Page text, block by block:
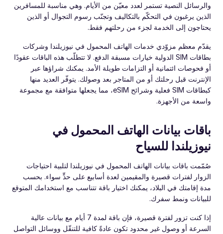
والرسائل النصية تستمر لعدد معيّن من الأيام. وهي مناسبة للمسافرين
الذين يرغبون في التحكّم بالتكاليف وتجنّب رسوم التجوال أو الذين
يحتاجون إلى الخدمة لجزء من رحلتهم فقط.
يقدّم معظم مزوّدي خدمات الهاتف المحمول في نيوزيلندا وشركات
بطاقات SIM الدولية خيارات مسبقة الدفع. لا تتطلّب هذه الباقات عقودًا
أو فحوصات ائتمانية أو التزامات طويلة الأمد. يمكنك شراؤها عبر
الإنترنت قبل رحلتك أو من المتاجر بعد وصولك. يتوفّر العديد منها
كبطاقات SIM فعلية وشرائح eSIM، مما يجعلها متوافقة مع مجموعة
واسعة من الأجهزة.
باقات بيانات الهاتف المحمول في
نيوزيلندا للسياح
صُمّمت باقات بيانات الهاتف المحمول في نيوزيلندا لتلبية احتياجات
الزوار لفترات قصيرة والمقيمين لعدة أسابيع على حدٍّ سواء. بحسب
مدة إقامتك في البلاد، يمكنك اختيار باقة تتناسب مع استخدامك المتوقع
للبيانات ونمط سفرك.
إذا كنت تزور لفترة قصيرة، فإن باقة لمدة 7 أيام مع بيانات عالية
السرعة أو وصول غير محدود تكون عادةً كافية للتنقّل ووسائل التواصل